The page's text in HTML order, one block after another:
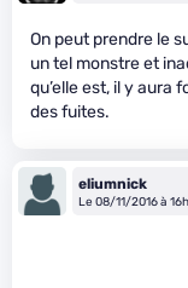
On peut prendre le
un tel monstre et
qu’elle est, il y aura
des fuites.
eliumnick
Le 08/11/2016 à